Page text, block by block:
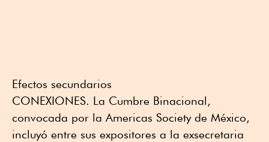
Efectos secundarios
CONEXIONES. La Cumbre Binacional,
convocada por la Americas Society de México,
incluyó entre sus expositores a la exsecretaria